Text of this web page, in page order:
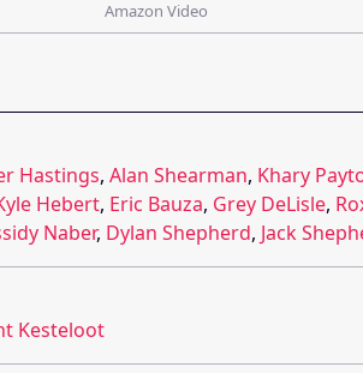
Amazon Video
Hastings, Alan Shearman, Khary
Hebert, Eric Bauza, Grey DeLisle,
Naber, Dylan Shepherd, Jack
Kesteloot